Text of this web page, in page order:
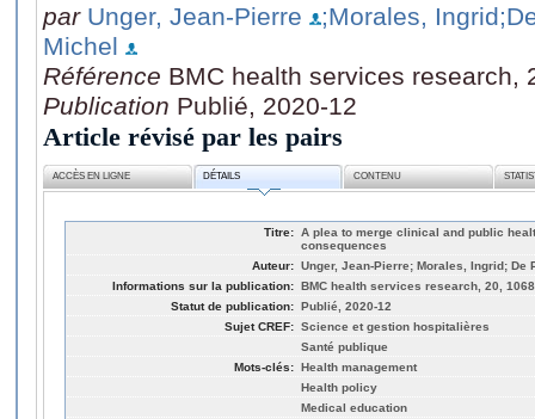
par Unger, Jean-Pierre ;Morales, Ingrid
Michel
Référence BMC health services research,
Publication Publié, 2020-12
Article révisé par les pairs
ACCÈS EN LIGNE DÉTAILS CONTENU
Titre: A plea to merge clinical and public
consequences
Auteur: Unger, Jean-Pierre; Morales, Ingrid; De
Informations sur la publication: BMC health services research, 20, 1068
Statut de publication: Publié, 2020-12
Sujet CREF: Science et gestion hospitalières
Santé publique
Mots-clés: Health management
Health policy
Medical education